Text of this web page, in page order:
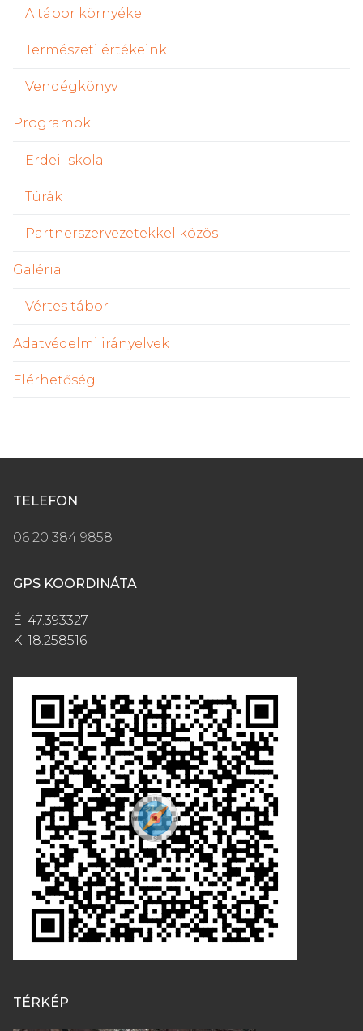
A tábor környéke
Természeti értékeink
Vendégkönyv
Programok
Erdei Iskola
Túrák
Partnerszervezetekkel közös
Galéria
Vértes tábor
Adatvédelmi irányelvek
Elérhetőség
TELEFON
06 20 384 9858
GPS KOORDINÁTA
É: 47.393327
K: 18.258516
TÉRKÉP